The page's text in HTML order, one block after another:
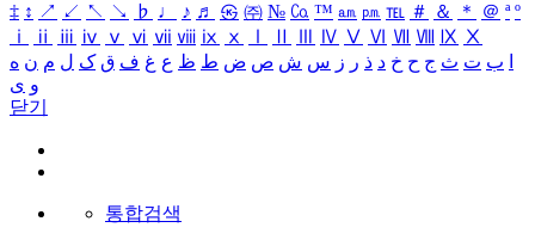
‡ ↕ ↗ ↙ ↖ ↘ ♭ ♩ ♪ ♬ ㉿ ㈜ № ㏇ ™ ㏂ ㏘ ℡ ＃ ＆ ＊ ＠ ª º
ⅰ
ⅱ ⅲ ⅳ ⅴ ⅵ ⅶ ⅷ ⅸ ⅹ Ⅳ Ⅴ Ⅵ Ⅶ Ⅷ Ⅸ Ⅹ
ب ت ث ج ح خ د ذ ر ز س ش ص ض ط ظ ع غ ف ق ک ل م ن ه
و ی
닫기
통합검색